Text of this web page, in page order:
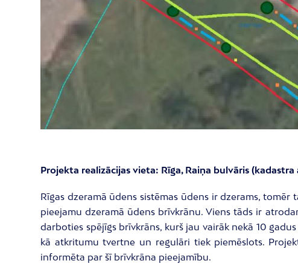
Projekta realizācijas vieta: Rīga, Raiņa bulvāris
Rīgas dzeramā ūdens sistēmas ūdens ir dzerams,
pieejamu dzeramā ūdens brīvkrānu. Viens tāds ir
darboties spējīgs brīvkrāns, kurš jau vairāk nekā 10
kā atkritumu tvertne un regulāri tiek piemēslots.
informēta par šī brīvkrāna pieejamību.